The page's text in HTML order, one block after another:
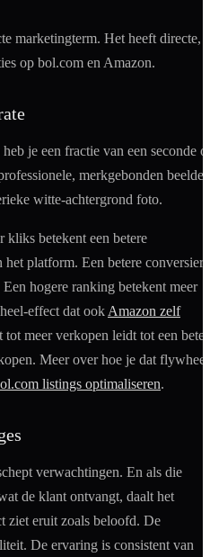
marketingterm. Het heeft directe,
op bol.com en Amazon.
je een fractie van een seconde
merkgebonden beelden
witte-achtergrond foto.
betekent een betere
platform. Een betere
hogere ranking betekent meer
effect dat ook Amazon zelf
tot meer verkopen leidt tot een
Meer over hoe je dat flywheel
listings optimaliseren.
verwachtingen. En als die
de klant ontvangt, daalt het
ziet eruit zoals beloofd. De
De ervaring is consistent van